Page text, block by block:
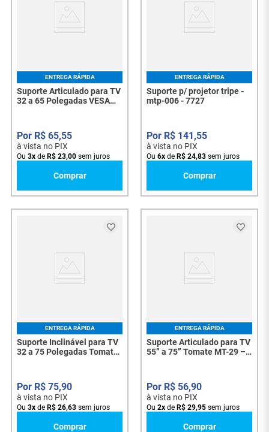
ENTREGA RÁPIDA
Suporte Articulado para TV
32 a 65 Polegadas VESA
R$ 65,55
à vista no PIX
Ou 3x de R$ 23,00 sem juros
Comprar
ENTREGA RÁPIDA
Suporte p/ projetor tripe -
mtp-006 - 7727
R$ 141,55
à vista no PIX
Ou 6x de R$ 24,83 sem juros
Comprar
ENTREGA RÁPIDA
Suporte Inclinável para TV
32 a 75 Polegadas Tomate
R$ 75,90
à vista no PIX
Ou 3x de R$ 26,63 sem juros
Comprar
ENTREGA RÁPIDA
Suporte Articulado para TV
55” a 75” Tomate MT-29 –
R$ 56,90
à vista no PIX
Ou 2x de R$ 29,95 sem juros
Comprar